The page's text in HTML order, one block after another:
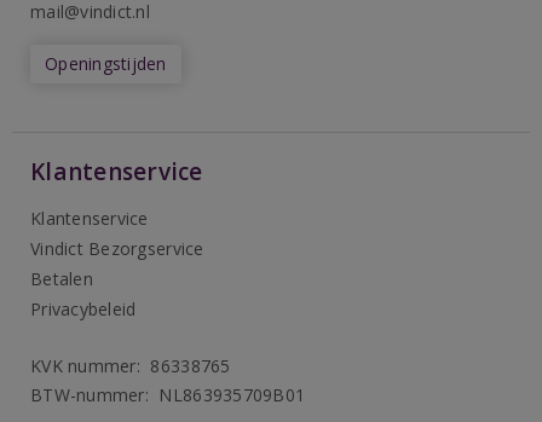
mail@vindict.nl
Openingstijden
Klantenservice
Klantenservice
Vindict Bezorgservice
Betalen
Privacybeleid
KVK nummer: 86338765
BTW-nummer: NL863935709B01